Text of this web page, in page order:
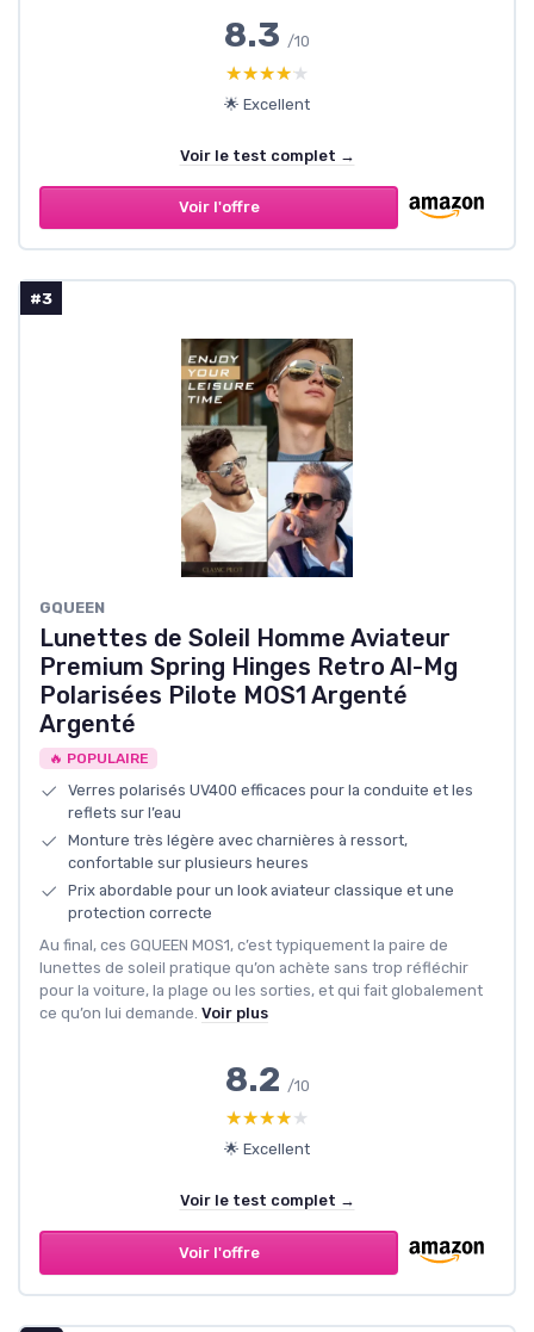
8.3 /10
★★★★★
★★★★★
🌟 Excellent
Voir le test complet →
Voir l'offre
#3
GQUEEN
Lunettes de Soleil Homme Aviateur
Premium Spring Hinges Retro Al-Mg
Polarisées Pilote MOS1 Argenté
Argenté
🔥 POPULAIRE
Verres polarisés UV400 efficaces pour la conduite et les
reflets sur l’eau
Monture très légère avec charnières à ressort,
confortable sur plusieurs heures
Prix abordable pour un look aviateur classique et une
protection correcte
Au final, ces GQUEEN MOS1, c’est typiquement la paire de
lunettes de soleil pratique qu’on achète sans trop réfléchir
pour la voiture, la plage ou les sorties, et qui fait globalement
ce qu’on lui demande. Voir plus
8.2 /10
★★★★★
★★★★★
🌟 Excellent
Voir le test complet →
Voir l'offre